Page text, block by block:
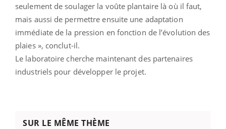
seulement de soulager la voûte plantaire là où il faut,
mais aussi de permettre ensuite une adaptation
immédiate de la pression en fonction de l’évolution des
plaies », conclut-il.
Le laboratoire cherche maintenant des partenaires
industriels pour développer le projet.
SUR LE MÊME THÈME